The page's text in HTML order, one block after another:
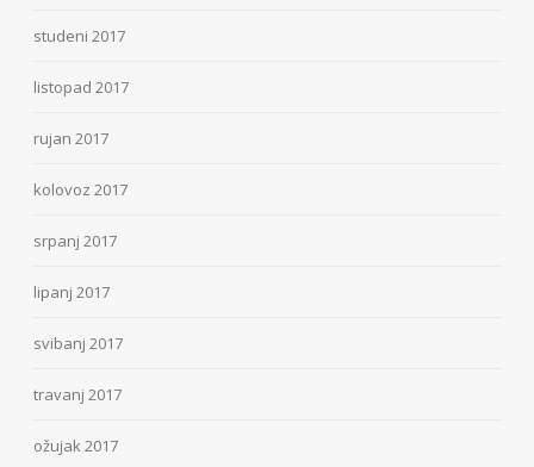
studeni 2017
listopad 2017
rujan 2017
kolovoz 2017
srpanj 2017
lipanj 2017
svibanj 2017
travanj 2017
ožujak 2017